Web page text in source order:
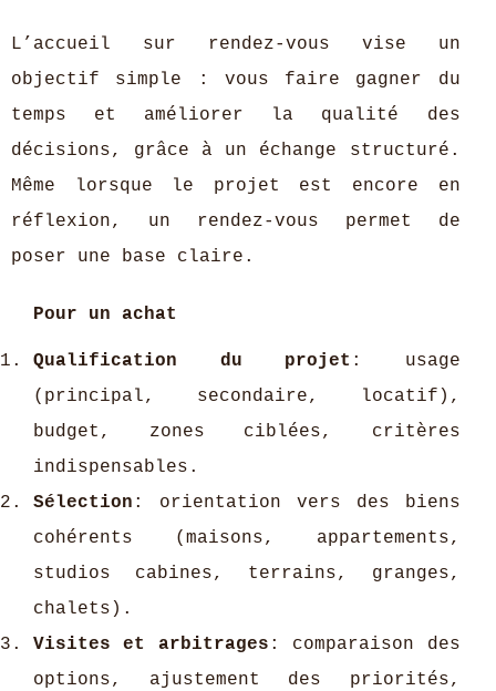
L’accueil sur rendez‑vous vise un
objectif simple : vous faire gagner du
temps et améliorer la qualité des
décisions, grâce à un échange structuré.
Même lorsque le projet est encore en
réflexion, un rendez‑vous permet de
poser une base claire.
Pour un achat
Qualification du projet : usage
(principal, secondaire, locatif),
budget, zones ciblées, critères
indispensables.
Sélection : orientation vers des biens
cohérents (maisons, appartements,
studios cabines, terrains, granges,
chalets).
Visites et arbitrages : comparaison des
options, ajustement des priorités,